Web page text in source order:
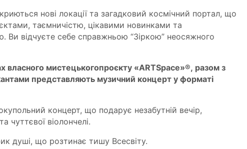
нові локації та загадковий космічний портал, що
таємничістю, цікавими новинками та
відчуєте себе справжньою “Зіркою” неосяжного
власного мистецькогопроєкту «ARTSpace»®, разом з
представляють музичний концерт у форматі
концерт, що подарує незабутній вечір,
чуттєвої віолончелі.
душі, що розтинає тишу Всесвіту.